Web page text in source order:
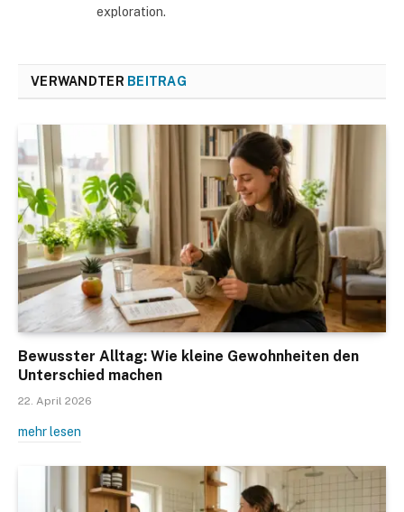
exploration.
VERWANDTER BEITRAG
Bewusster Alltag: Wie kleine Gewohnheiten den
Unterschied machen
22. April 2026
mehr lesen